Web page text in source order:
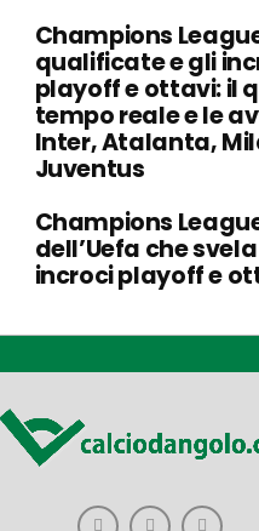
Champions
qualificate e gli
playoff e ottavi: il
tempo reale e le
Inter, Atalanta,
Juventus
Champions
dell’Uefa che
incroci playoff e